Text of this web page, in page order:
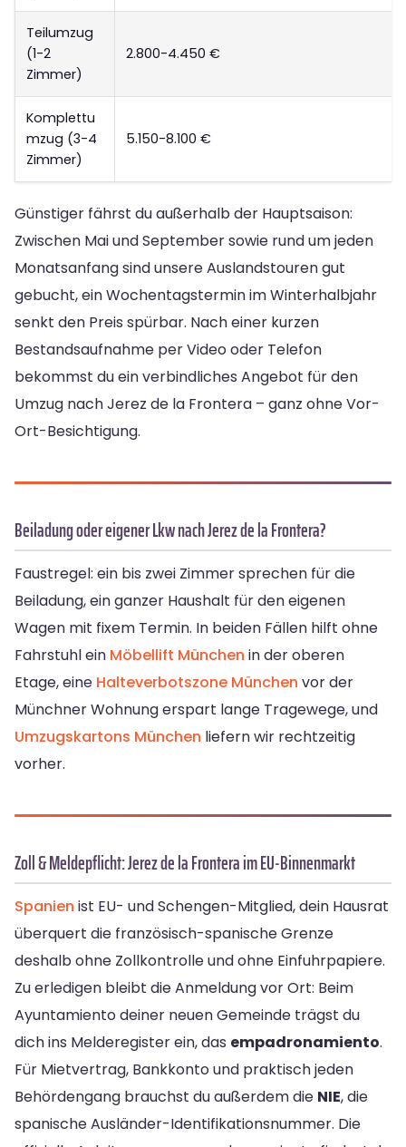
Teilumzug
(1-2
Zimmer)
2.800-4.450 €
Komplettu
mzug (3-4
Zimmer)
5.150-8.100 €
Günstiger fährst du außerhalb der Hauptsaison:
Zwischen Mai und September sowie rund um jeden
Monatsanfang sind unsere Auslandstouren gut
gebucht, ein Wochentagstermin im Winterhalbjahr
senkt den Preis spürbar. Nach einer kurzen
Bestandsaufnahme per Video oder Telefon
bekommst du ein verbindliches Angebot für den
Umzug nach Jerez de la Frontera – ganz ohne Vor-
Ort-Besichtigung.
Beiladung oder eigener Lkw nach Jerez de la Frontera?
Faustregel: ein bis zwei Zimmer sprechen für die
Beiladung, ein ganzer Haushalt für den eigenen
Wagen mit fixem Termin. In beiden Fällen hilft ohne
Fahrstuhl ein Möbellift München in der oberen
Etage, eine Halteverbotszone München vor der
Münchner Wohnung erspart lange Tragewege, und
Umzugskartons München liefern wir rechtzeitig
vorher.
Zoll & Meldepflicht: Jerez de la Frontera im EU-Binnenmarkt
Spanien ist EU- und Schengen-Mitglied, dein Hausrat
überquert die französisch-spanische Grenze
deshalb ohne Zollkontrolle und ohne Einfuhrpapiere.
Zu erledigen bleibt die Anmeldung vor Ort: Beim
Ayuntamiento deiner neuen Gemeinde trägst du
dich ins Melderegister ein, das empadronamiento.
Für Mietvertrag, Bankkonto und praktisch jeden
Behördengang brauchst du außerdem die NIE, die
spanische Ausländer-Identifikationsnummer. Die